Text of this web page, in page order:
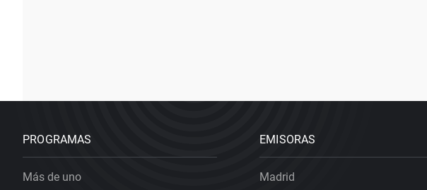
PROGRAMAS
Más de uno
EMISORAS
Madrid